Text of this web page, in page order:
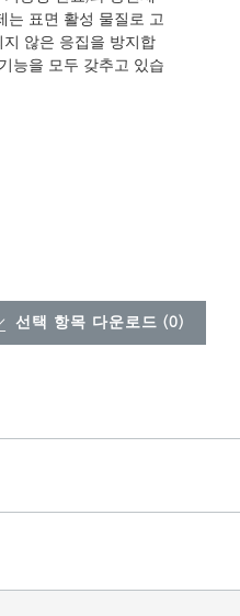
는 표면 활성 물질로 고
않은 응집을 방지합
능을 모두 갖추고 있습
선택 항목 다운로드 (0)